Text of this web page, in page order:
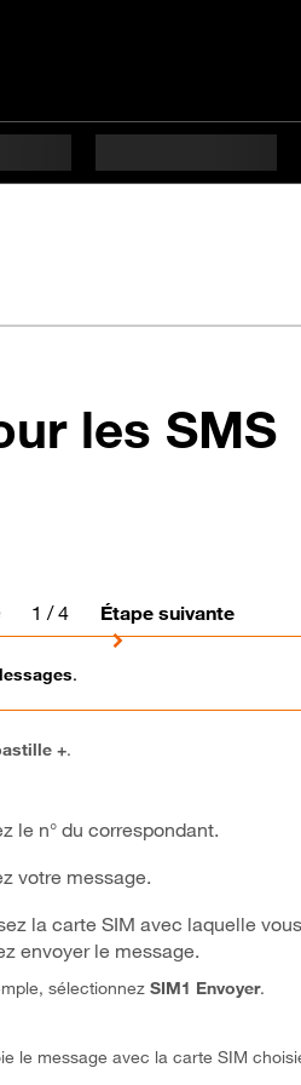
les SMS
1 / 4 Étape suivante
.
+.
le n° du correspondant.
votre message.
la carte SIM avec laquelle vous
envoyer le message.
sélectionnez SIM1 Envoyer.
le message avec la carte SIM